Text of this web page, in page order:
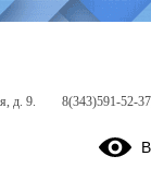
д. 9.
8(343)591-52-